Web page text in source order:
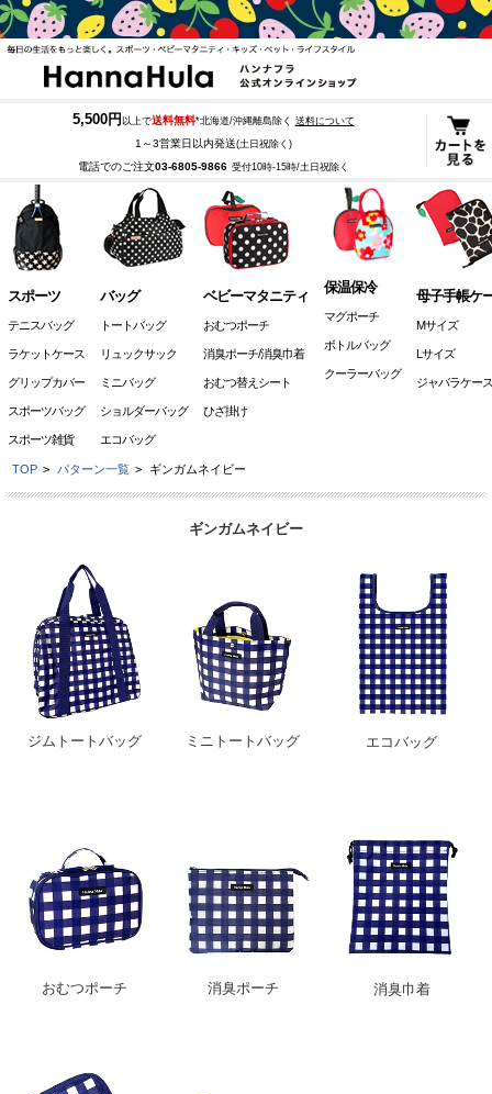
5,500円 以上で送料無料*北海道/沖縄離島除く 送料について
1～3営業日以内発送(土日祝除く)
電話でのご注文03-6805-9866 受付10時-15時/土日祝除く
スポーツ
テニスバッグ
ラケットケース
グリップカバー
スポーツバッグ
スポーツ雑貨
バッグ
トートバッグ
リュックサック
ミニバッグ
ショルダーバッグ
エコバッグ
ベビーマタニティ
おむつポーチ
消臭ポーチ/消臭巾着
おむつ替えシート
ひざ掛け
保温保冷
マグポーチ
ボトルバッグ
クーラーバッグ
母子手帳ケ
Mサイズ
Lサイズ
ジャバラケース
TOP > パターン一覧 > ギンガムネイビー
ギンガムネイビー
ジムトートバッグ ミニトートバッグ エコバッグ
おむつポーチ 消臭ポーチ 消臭巾着